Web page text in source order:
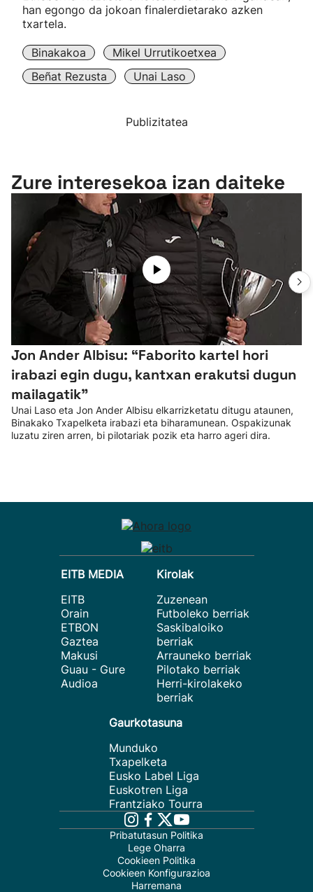
han egongo da jokoan finalerdietarako azken
txartela.
Binakakoa
Mikel Urrutikoetxea
Beñat Rezusta
Unai Laso
Publizitatea
Zure interesekoa izan daiteke
Jon Ander Albisu: “Faborito kartel hori
irabazi egin dugu, kantxan erakutsi dugun
mailagatik”
Unai Laso eta Jon Ander Albisu elkarrizketatu ditugu ataunen,
Binakako Txapelketa irabazi eta biharamunean. Ospakizunak
luzatu ziren arren, bi pilotariak pozik eta harro ageri dira.
EITB MEDIA
EITB
Orain
ETBON
Gaztea
Makusi
Guau - Gure
Audioa
Kirolak
Zuzenean
Futboleko berriak
Saskibaloiko
berriak
Arrauneko berriak
Pilotako berriak
Herri-kirolakeko
berriak
Gaurkotasuna
Munduko
Txapelketa
Eusko Label Liga
Euskotren Liga
Frantziako Tourra
Pribatutasun Politika
Lege Oharra
Cookieen Politika
Cookieen Konfigurazioa
Harremana